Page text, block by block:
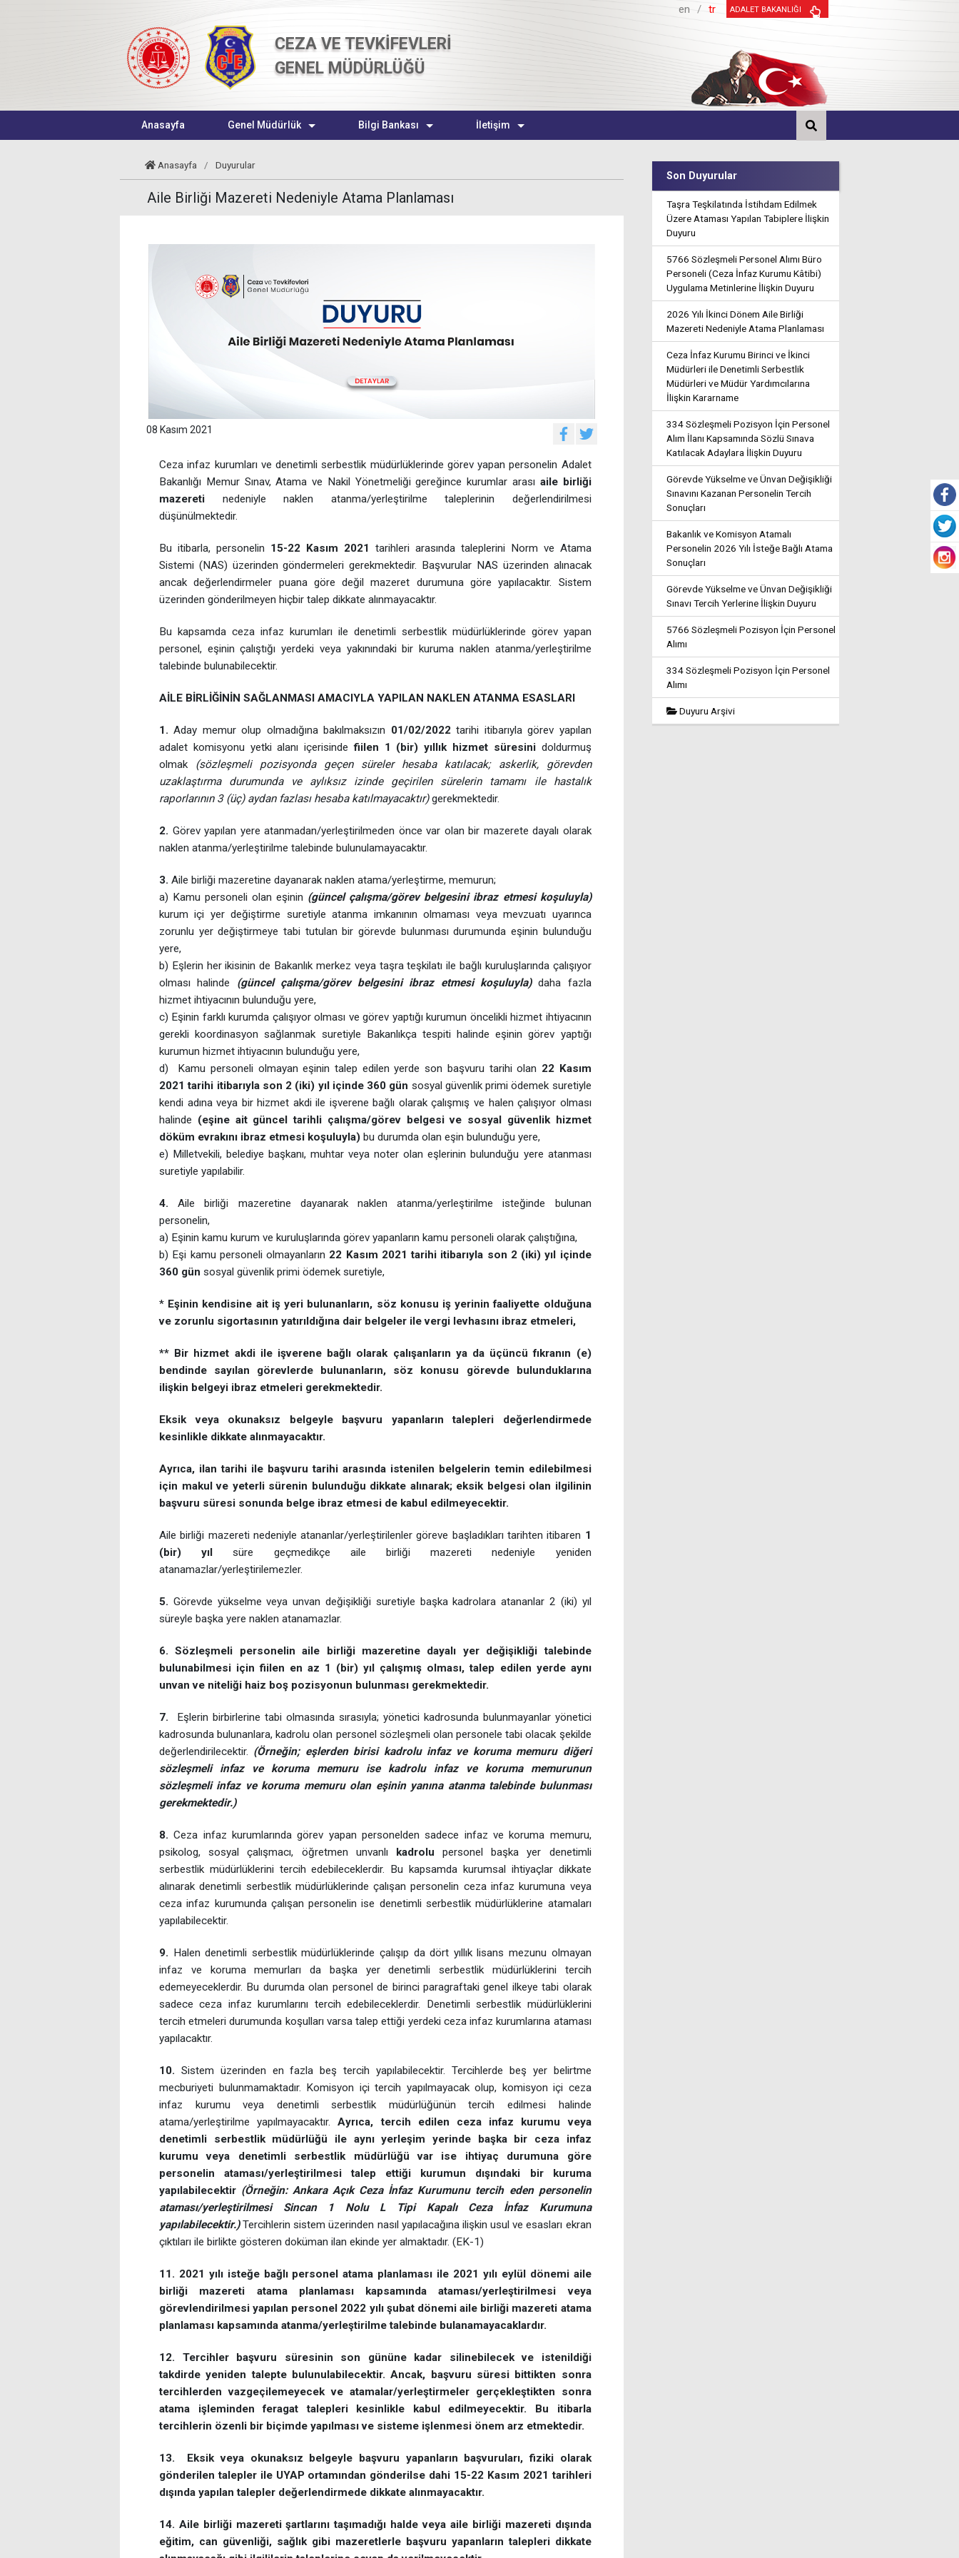
CEZA VE TEVKİFEVLERİ
GENEL MÜDÜRLÜĞÜ
en / tr ADALET BAKANLIĞI
Anasayfa Genel Müdürlük Bilgi Bankası İletişim
Anasayfa / Duyurular
Aile Birliği Mazereti Nedeniyle Atama Planlaması
08 Kasım 2021
Ceza infaz kurumları ve denetimli serbestlik müdürlüklerinde görev yapan personelin Adalet
Bakanlığı Memur Sınav, Atama ve Nakil Yönetmeliği gereğince kurumlar arası aile birliği
mazereti nedeniyle naklen atanma/yerleştirilme taleplerinin değerlendirilmesi
düşünülmektedir.
Bu itibarla, personelin 15-22 Kasım 2021 tarihleri arasında taleplerini Norm ve Atama
Sistemi (NAS) üzerinden göndermeleri gerekmektedir. Başvurular NAS üzerinden alınacak
ancak değerlendirmeler puana göre değil mazeret durumuna göre yapılacaktır. Sistem
üzerinden gönderilmeyen hiçbir talep dikkate alınmayacaktır.
Bu kapsamda ceza infaz kurumları ile denetimli serbestlik müdürlüklerinde görev yapan
personel, eşinin çalıştığı yerdeki veya yakınındaki bir kuruma naklen atanma/yerleştirilme
talebinde bulunabilecektir.
AİLE BİRLİĞİNİN SAĞLANMASI AMACIYLA YAPILAN NAKLEN ATANMA ESASLARI
1. Aday memur olup olmadığına bakılmaksızın 01/02/2022tarihi itibarıyla görev yapılan
adalet komisyonu yetki alanı içerisindefiilen 1 (bir) yıllık hizmet süresinidoldurmuş
olmak (sözleşmeli pozisyonda geçen süreler hesaba katılacak; askerlik, görevden
uzaklaştırma durumunda ve aylıksız izinde geçirilen sürelerin tamamı ile hastalık
raporlarının 3 (üç) aydan fazlası hesaba katılmayacaktır)gerekmektedir.
2. Görev yapılan yere atanmadan/yerleştirilmeden önce var olan bir mazerete dayalı olarak
naklen atanma/yerleştirilme talebinde bulunulamayacaktır.
3. Aile birliği mazeretine dayanarak naklen atama/yerleştirme, memurun;
a) Kamu personeli olan eşinin (güncel çalışma/görev belgesini ibraz etmesi koşuluyla)
kurum içi yer değiştirme suretiyle atanma imkanının olmaması veya mevzuatı uyarınca
zorunlu yer değiştirmeye tabi tutulan bir görevde bulunması durumunda eşinin bulunduğu
yere,
b) Eşlerin her ikisinin de Bakanlık merkez veya taşra teşkilatı ile bağlı kuruluşlarında çalışıyor
olması halinde (güncel çalışma/görev belgesini ibraz etmesi koşuluyla)daha fazla
hizmet ihtiyacının bulunduğu yere,
c) Eşinin farklı kurumda çalışıyor olması ve görev yaptığı kurumun öncelikli hizmet ihtiyacının
gerekli koordinasyon sağlanmak suretiyle Bakanlıkça tespiti halinde eşinin görev yaptığı
kurumun hizmet ihtiyacının bulunduğu yere,
d) Kamu personeli olmayan eşinin talep edilen yerde son başvuru tarihi olan 22 Kasım
2021 tarihi itibarıyla son 2 (iki) yıl içinde 360 gün sosyal güvenlik primi ödemek suretiyle
kendi adına veya bir hizmet akdi ile işverene bağlı olarak çalışmış ve halen çalışıyor olması
halinde (eşine ait güncel tarihli çalışma/görev belgesi ve sosyal güvenlik hizmet
döküm evrakını ibraz etmesi koşuluyla) bu durumda olan eşin bulunduğu yere,
e) Milletvekili, belediye başkanı, muhtar veya noter olan eşlerinin bulunduğu yere atanması
suretiyle yapılabilir.
4. Aile birliği mazeretine dayanarak naklen atanma/yerleştirilme isteğinde bulunan
personelin,
a) Eşinin kamu kurum ve kuruluşlarında görev yapanların kamu personeli olarak çalıştığına,
b) Eşi kamu personeli olmayanların 22 Kasım 2021 tarihi itibarıyla son 2 (iki) yıl içinde
360 gün sosyal güvenlik primi ödemek suretiyle,
* Eşinin kendisine ait iş yeri bulunanların, söz konusu iş yerinin faaliyette olduğuna
ve zorunlu sigortasının yatırıldığına dair belgeler ile vergi levhasını ibraz etmeleri,
** Bir hizmet akdi ile işverene bağlı olarak çalışanların ya da üçüncü fıkranın (e)
bendinde sayılan görevlerde bulunanların, söz konusu görevde bulunduklarına
ilişkin belgeyi ibraz etmeleri gerekmektedir.
Eksik veya okunaksız belgeyle başvuru yapanların talepleri değerlendirmede
kesinlikle dikkate alınmayacaktır.
Ayrıca, ilan tarihi ile başvuru tarihi arasında istenilen belgelerin temin edilebilmesi
için makul ve yeterli sürenin bulunduğu dikkate alınarak; eksik belgesi olan ilgilinin
başvuru süresi sonunda belge ibraz etmesi de kabul edilmeyecektir.
Aile birliği mazereti nedeniyle atananlar/yerleştirilenler göreve başladıkları tarihten itibaren 1
(bir) yılsüre geçmedikçe aile birliği mazereti nedeniyle yeniden
atanamazlar/yerleştirilemezler.
5. Görevde yükselme veya unvan değişikliği suretiyle başka kadrolara atananlar 2 (iki) yıl
süreyle başka yere naklen atanamazlar.
6. Sözleşmeli personelin aile birliği mazeretine dayalı yer değişikliği talebinde
bulunabilmesi için fiilen en az 1 (bir) yıl çalışmış olması, talep edilen yerde aynı
unvan ve niteliği haiz boş pozisyonun bulunması gerekmektedir.
7. Eşlerin birbirlerine tabi olmasında sırasıyla; yönetici kadrosunda bulunmayanlar yönetici
kadrosunda bulunanlara, kadrolu olan personel sözleşmeli olan personele tabi olacak şekilde
değerlendirilecektir. (Örneğin; eşlerden birisi kadrolu infaz ve koruma memuru diğeri
sözleşmeli infaz ve koruma memuru ise kadrolu infaz ve koruma memurunun
sözleşmeli infaz ve koruma memuru olan eşinin yanına atanma talebinde bulunması
gerekmektedir.)
8. Ceza infaz kurumlarında görev yapan personelden sadece infaz ve koruma memuru,
psikolog, sosyal çalışmacı, öğretmen unvanlı kadrolu personel başka yer denetimli
serbestlik müdürlüklerini tercih edebileceklerdir. Bu kapsamda kurumsal ihtiyaçlar dikkate
alınarak denetimli serbestlik müdürlüklerinde çalışan personelin ceza infaz kurumuna veya
ceza infaz kurumunda çalışan personelin ise denetimli serbestlik müdürlüklerine atamaları
yapılabilecektir.
9. Halen denetimli serbestlik müdürlüklerinde çalışıp da dört yıllık lisans mezunu olmayan
infaz ve koruma memurları da başka yer denetimli serbestlik müdürlüklerini tercih
edemeyeceklerdir. Bu durumda olan personel de birinci paragraftaki genel ilkeye tabi olarak
sadece ceza infaz kurumlarını tercih edebileceklerdir. Denetimli serbestlik müdürlüklerini
tercih etmeleri durumunda koşulları varsa talep ettiği yerdeki ceza infaz kurumlarına ataması
yapılacaktır.
10. Sistem üzerinden en fazla beş tercih yapılabilecektir. Tercihlerde beş yer belirtme
mecburiyeti bulunmamaktadır. Komisyon içi tercih yapılmayacak olup, komisyon içi ceza
infaz kurumu veya denetimli serbestlik müdürlüğünün tercih edilmesi halinde
atama/yerleştirilme yapılmayacaktır.Ayrıca, tercih edilen ceza infaz kurumu veya
denetimli serbestlik müdürlüğü ile aynı yerleşim yerinde başka bir ceza infaz
kurumu veya denetimli serbestlik müdürlüğü var ise ihtiyaç durumuna göre
personelin ataması/yerleştirilmesi talep ettiği kurumun dışındaki bir kuruma
yapılabilecektir (Örneğin: Ankara Açık Ceza İnfaz Kurumunu tercih eden personelin
ataması/yerleştirilmesi Sincan 1 Nolu L Tipi Kapalı Ceza İnfaz Kurumuna
yapılabilecektir.)Tercihlerin sistem üzerinden nasıl yapılacağına ilişkin usul ve esasları ekran
çıktıları ile birlikte gösteren doküman ilan ekinde yer almaktadır. (EK-1)
11. 2021 yılı isteğe bağlı personel atama planlaması ile 2021 yılı eylül dönemi aile
birliği mazereti atama planlaması kapsamında ataması/yerleştirilmesi veya
görevlendirilmesi yapılan personel 2022 yılı şubat dönemi aile birliği mazereti atama
planlaması kapsamında atanma/yerleştirilme talebinde bulanamayacaklardır.
12. Tercihler başvuru süresinin son gününe kadar silinebilecek ve istenildiği
takdirde yeniden talepte bulunulabilecektir. Ancak, başvuru süresi bittikten sonra
tercihlerden vazgeçilemeyecek ve atamalar/yerleştirmeler gerçekleştikten sonra
atama işleminden feragat talepleri kesinlikle kabul edilmeyecektir. Bu itibarla
tercihlerin özenli bir biçimde yapılması ve sisteme işlenmesi önem arz etmektedir.
13. Eksik veya okunaksız belgeyle başvuru yapanların başvuruları, fiziki olarak
gönderilen talepler ile UYAP ortamından gönderilse dahi 15-22 Kasım 2021 tarihleri
dışında yapılan talepler değerlendirmede dikkate alınmayacaktır.
14. Aile birliği mazereti şartlarını taşımadığı halde veya aile birliği mazereti dışında
eğitim, can güvenliği, sağlık gibi mazeretlerle başvuru yapanların talepleri dikkate
Son Duyurular
Taşra Teşkilatında İstihdam Edilmek
Üzere Ataması Yapılan Tabiplere İlişkin
Duyuru
5766 Sözleşmeli Personel Alımı Büro
Personeli (Ceza İnfaz Kurumu Kâtibi)
Uygulama Metinlerine İlişkin Duyuru
2026 Yılı İkinci Dönem Aile Birliği
Mazereti Nedeniyle Atama Planlaması
Ceza İnfaz Kurumu Birinci ve İkinci
Müdürleri ile Denetimli Serbestlik
Müdürleri ve Müdür Yardımcılarına
İlişkin Kararname
334 Sözleşmeli Pozisyon İçin Personel
Alım İlanı Kapsamında Sözlü Sınava
Katılacak Adaylara İlişkin Duyuru
Görevde Yükselme ve Ünvan Değişikliği
Sınavını Kazanan Personelin Tercih
Sonuçları
Bakanlık ve Komisyon Atamalı
Personelin 2026 Yılı İsteğe Bağlı Atama
Sonuçları
Görevde Yükselme ve Ünvan Değişikliği
Sınavı Tercih Yerlerine İlişkin Duyuru
5766 Sözleşmeli Pozisyon İçin Personel
Alımı
334 Sözleşmeli Pozisyon İçin Personel
Alımı
Duyuru Arşivi